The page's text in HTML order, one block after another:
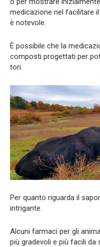
medicazione nel facilitare
è notevole.
È possibile che la
composti progettati per
tori.
Per quanto riguarda il
intrigante.
Alcuni farmaci per gli
più gradevoli e più facili